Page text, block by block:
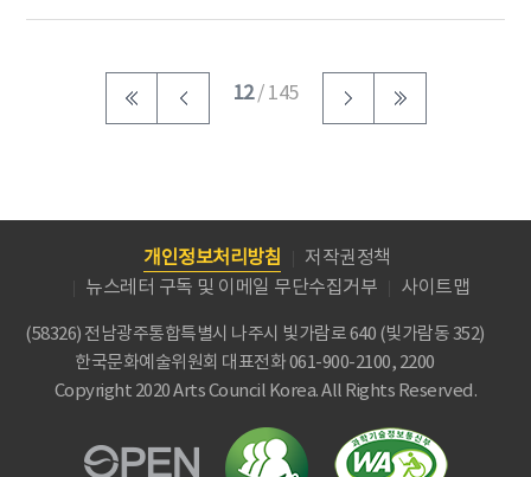
12/ 145
개인정보처리방침
저작권정책
뉴스레터 구독 및 이메일 무단수집거부
사이트맵
(58326) 전남광주통합특별시 나주시 빛가람로 640 (빛가람동 352)
한국문화예술위원회 대표전화 061-900-2100, 2200
Copyright 2020 Arts Council Korea. All Rights Reserved.